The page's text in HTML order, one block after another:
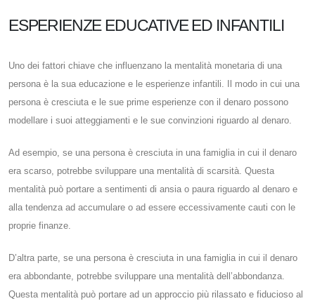
ESPERIENZE EDUCATIVE ED INFANTILI
Uno dei fattori chiave che influenzano la mentalità monetaria di una
persona è la sua educazione e le esperienze infantili. Il modo in cui una
persona è cresciuta e le sue prime esperienze con il denaro possono
modellare i suoi atteggiamenti e le sue convinzioni riguardo al denaro.
Ad esempio, se una persona è cresciuta in una famiglia in cui il denaro
era scarso, potrebbe sviluppare una mentalità di scarsità. Questa
mentalità può portare a sentimenti di ansia o paura riguardo al denaro e
alla tendenza ad accumulare o ad essere eccessivamente cauti con le
proprie finanze.
D’altra parte, se una persona è cresciuta in una famiglia in cui il denaro
era abbondante, potrebbe sviluppare una mentalità dell’abbondanza.
Questa mentalità può portare ad un approccio più rilassato e fiducioso al